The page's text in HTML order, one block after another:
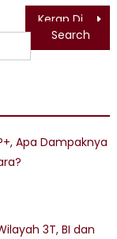
Apa Dampaknya
3T, BI dan